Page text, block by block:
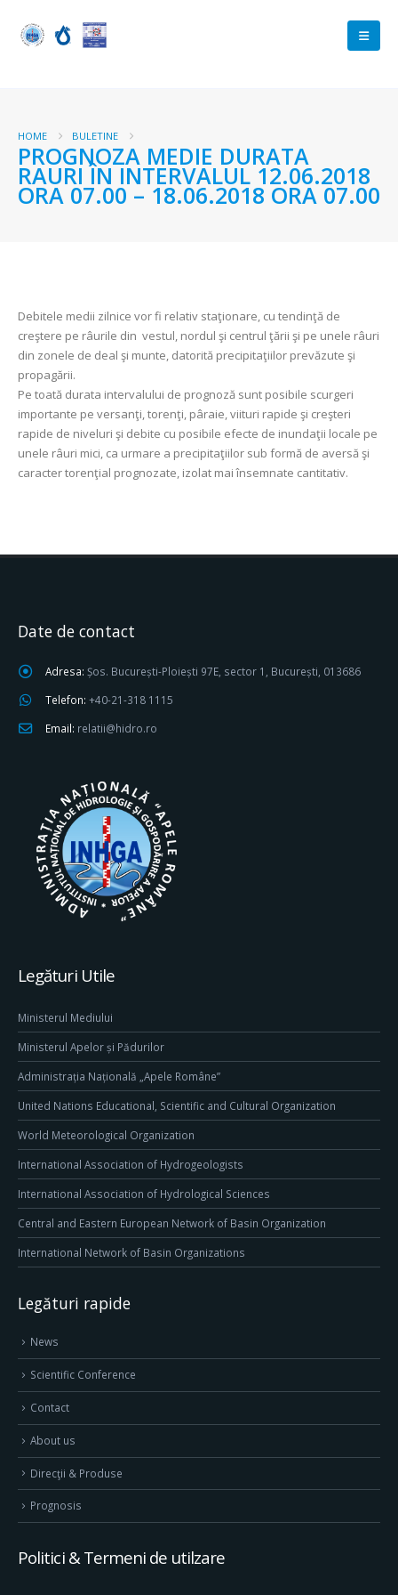
HOME BULETINE
PROGNOZA MEDIE DURATA
RAURI ÎN INTERVALUL 12.06.2018
ORA 07.00 – 18.06.2018 ORA 07.00
Debitele medii zilnice vor fi relativ staţionare, cu tendinţă de
creştere pe râurile din vestul, nordul şi centrul ţării şi pe unele râuri
din zonele de deal şi munte, datorită precipitaţiilor prevăzute şi
propagării.
Pe toată durata intervalului de prognoză sunt posibile scurgeri
importante pe versanţi, torenţi, pâraie, viituri rapide şi creşteri
rapide de niveluri şi debite cu posibile efecte de inundaţii locale pe
unele râuri mici, ca urmare a precipitaţiilor sub formă de aversă şi
caracter torenţial prognozate, izolat mai însemnate cantitativ.
Date de contact
Adresa: Șos. București-Ploiești 97E, sector 1, București, 013686
Telefon: +40-21-318 1115
Email: relatii@hidro.ro
Legături Utile
Ministerul Mediului
Ministerul Apelor și Pădurilor
Administrația Națională „Apele Române”
United Nations Educational, Scientific and Cultural Organization
World Meteorological Organization
International Association of Hydrogeologists
International Association of Hydrological Sciences
Central and Eastern European Network of Basin Organization
International Network of Basin Organizations
Legături rapide
News
Scientific Conference
Contact
About us
Direcţii & Produse
Prognosis
Politici & Termeni de utilzare